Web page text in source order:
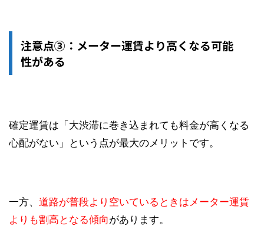
注意点③：メーター運賃より高くなる可能
性がある
確定運賃は「大渋滞に巻き込まれても料金が高くなる
心配がない 」という点が最大のメリットです。
一方、 道路が普段より空いているときはメーター運賃
よりも割高となる傾向があります。